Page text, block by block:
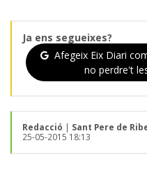
Ja ens segueixes?
Afegeix Eix Diari
no perdre't
Redacció | Sant Pere de
25-05-2015 18:13